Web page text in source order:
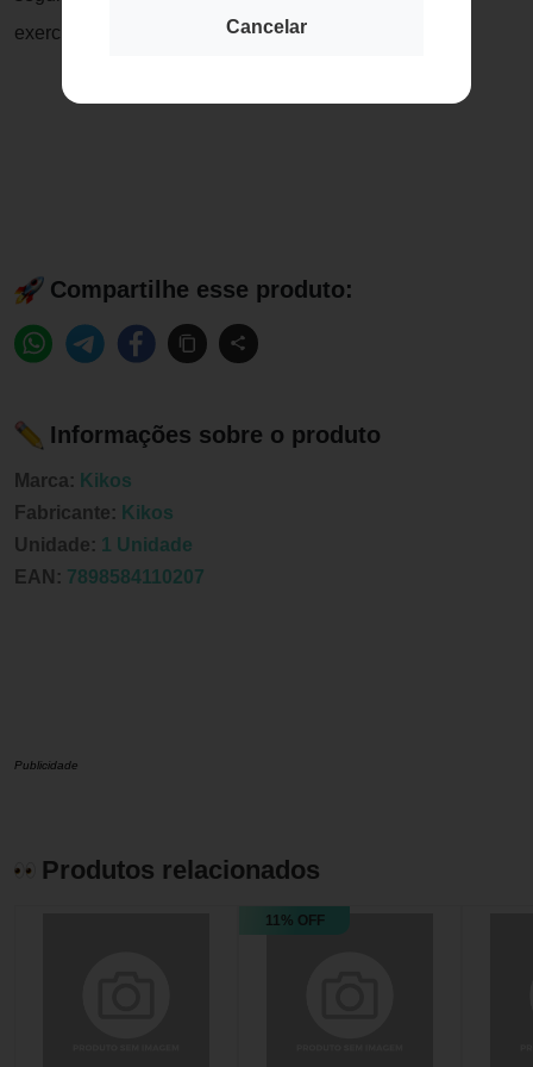
Cancelar
exercícios.
Compartilhe esse produto:
Informações sobre o produto
Marca: Kikos
Fabricante: Kikos
Unidade: 1 Unidade
EAN: 7898584110207
Publicidade
Produtos relacionados
11% OFF